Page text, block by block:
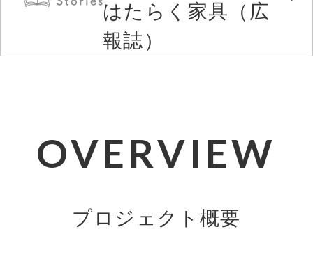
はたらく家具（広
報誌）
OVERVIEW
プロジェクト概要